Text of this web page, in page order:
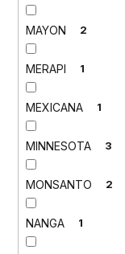
MAYON 2
MERAPI 1
MEXICANA 1
MINNESOTA 3
MONSANTO 2
NANGA 1